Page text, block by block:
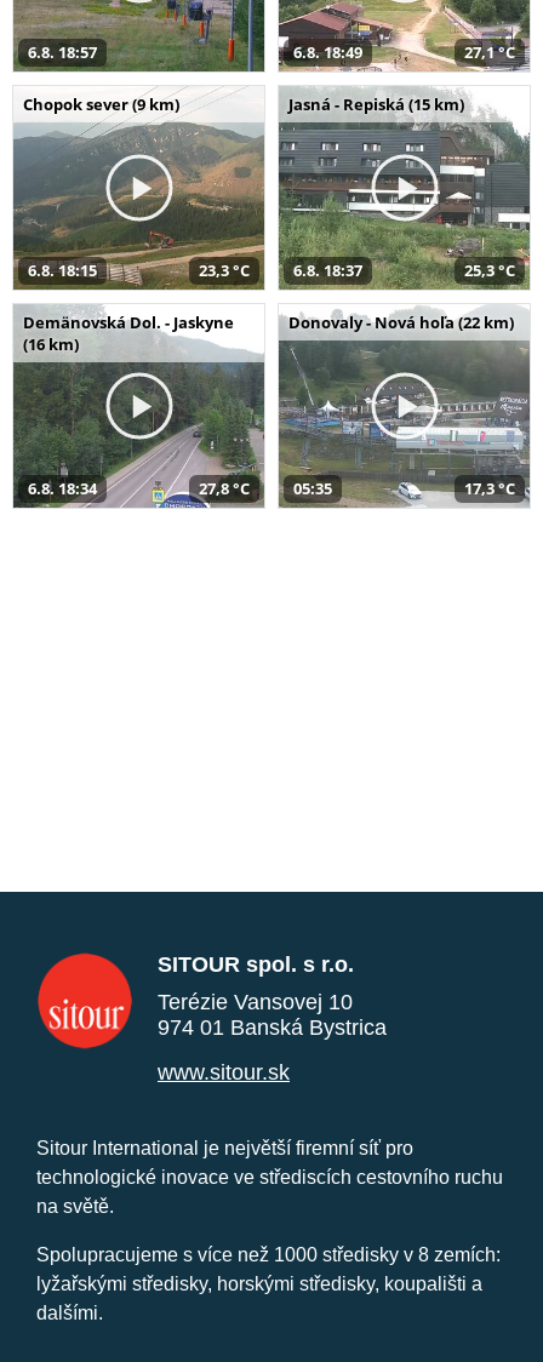
6.8. 18:57 6.8. 18:49 27,1 °C
Chopok sever (9 km)
6.8. 18:15 23,3 °C
Jasná - Repiská (15 km)
6.8. 18:37 25,3 °C
Demänovská Dol. - Jaskyne
(16 km)
6.8. 18:34 27,8 °C
Donovaly - Nová hoľa (22 km)
05:35 17,3 °C
SITOUR spol. s r.o.
Terézie Vansovej 10
974 01 Banská Bystrica
www.sitour.sk
Sitour International je největší firemní síť pro
technologické inovace ve střediscích cestovního ruchu
na světě.
Spolupracujeme s více než 1000 středisky v 8 zemích:
lyžařskými středisky, horskými středisky, koupališti a
dalšími.